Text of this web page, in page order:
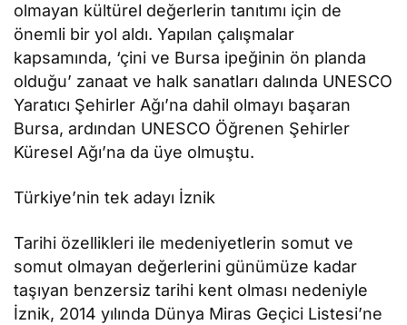
olmayan kültürel değerlerin tanıtımı için de
önemli bir yol aldı. Yapılan çalışmalar
kapsamında, ‘çini ve Bursa ipeğinin ön planda
olduğu’ zanaat ve halk sanatları dalında UNESCO
Yaratıcı Şehirler Ağı’na dahil olmayı başaran
Bursa, ardından UNESCO Öğrenen Şehirler
Küresel Ağı’na da üye olmuştu.
Türkiye’nin tek adayı İznik
Tarihi özellikleri ile medeniyetlerin somut ve
somut olmayan değerlerini günümüze kadar
taşıyan benzersiz tarihi kent olması nedeniyle
İznik, 2014 yılında Dünya Miras Geçici Listesi’ne